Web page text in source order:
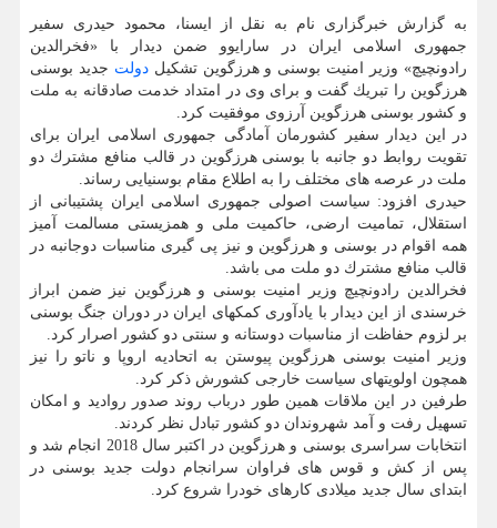
به گزارش خبرگزاری نام به نقل از ایسنا، محمود حیدری سفیر
جمهوری اسلامی ایران در سارایوو ضمن دیدار با «فخرالدین
رادونچیچ» وزیر امنیت بوسنی و هرزگوین تشكیلدولت جدید بوسنی
هرزگوین را تبریك گفت و برای وی در امتداد خدمت صادقانه به ملت
و كشور بوسنی هرزگوین آرزوی موفقیت كرد.
در این دیدار سفیر كشورمان آمادگی جمهوری اسلامی ایران برای
تقویت روابط دو جانبه با بوسنی هرزگوین در قالب منافع مشترك دو
ملت در عرصه های مختلف را به اطلاع مقام بوسنیایی رساند.
حیدری افزود: سیاست اصولی جمهوری اسلامی ایران پشتیبانی از
استقلال، تمامیت ارضی، حاكمیت ملی و همزیستی مسالمت آمیز
همه اقوام در بوسنی و هرزگوین و نیز پی گیری مناسبات دوجانبه در
قالب منافع مشترك دو ملت می باشد.
فخرالدین رادونچیچ وزیر امنیت بوسنی و هرزگوین نیز ضمن ابراز
خرسندی از این دیدار با یادآوری كمكهای ایران در دوران جنگ بوسنی
بر لزوم حفاظت از مناسبات دوستانه و سنتی دو كشور اصرار كرد.
وزیر امنیت بوسنی هرزگوین پیوستن به اتحادیه اروپا و ناتو را نیز
همچون اولویتهای سیاست خارجی كشورش ذكر كرد.
طرفین در این ملاقات همین طور درباب روند صدور روادید و امكان
تسهیل رفت و آمد شهروندان دو كشور تبادل نظر كردند.
انتخابات سراسری بوسنی و هرزگوین در اكتبر سال 2018 انجام شد و
پس از كش و قوس های فراوان سرانجام دولت جدید بوسنی در
ابتدای سال جدید میلادی كارهای خودرا شروع كرد.